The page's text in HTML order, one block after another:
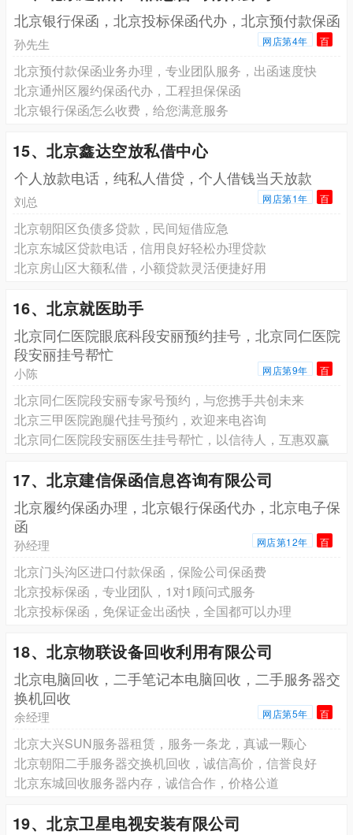
北京银行保函，北京投标保函代办，北京预付款保函
孙先生 网店第4年 百
北京预付款保函业务办理，专业团队服务，出函速度快
北京通州区履约保函代办，工程担保保函
北京银行保函怎么收费，给您满意服务
15、北京鑫达空放私借中心
个人放款电话，纯私人借贷，个人借钱当天放款
刘总 网店第1年 百
北京朝阳区负债多贷款，民间短借应急
北京东城区贷款电话，信用良好轻松办理贷款
北京房山区大额私借，小额贷款灵活便捷好用
16、北京就医助手
北京同仁医院眼底科段安丽预约挂号，北京同仁医院
段安丽挂号帮忙
小陈 网店第9年 百
北京同仁医院段安丽专家号预约，与您携手共创未来
北京三甲医院跑腿代挂号预约，欢迎来电咨询
北京同仁医院段安丽医生挂号帮忙，以信待人，互惠双赢
17、北京建信保函信息咨询有限公司
北京履约保函办理，北京银行保函代办，北京电子保
函
孙经理 网店第12年 百
北京门头沟区进口付款保函，保险公司保函费
北京投标保函，专业团队，1对1顾问式服务
北京投标保函，免保证金出函快，全国都可以办理
18、北京物联设备回收利用有限公司
北京电脑回收，二手笔记本电脑回收，二手服务器交
换机回收
余经理 网店第5年 百
北京大兴SUN服务器租赁，服务一条龙，真诚一颗心
北京朝阳二手服务器交换机回收，诚信高价，信誉良好
北京东城回收服务器内存，诚信合作，价格公道
19、北京卫星电视安装有限公司